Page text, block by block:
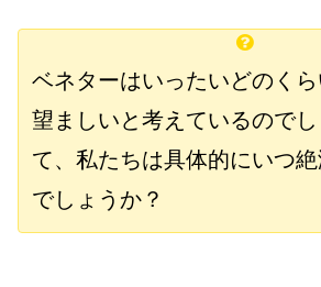
ベネターはいったいどのく
望ましいと考えているので
て、私たちは具体的にいつ
でしょうか？